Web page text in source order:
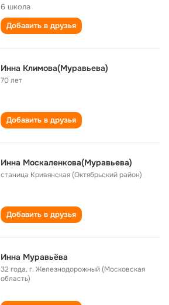
6 школа
Добавить в друзья
Инна Климова(Муравьева)
70 лет
Добавить в друзья
Инна Москаленкова(Муравьева)
станица Кривянская (Октябрьский район)
Добавить в друзья
Инна Муравьёва
32 года,г. Железнодорожный (Московская
область)